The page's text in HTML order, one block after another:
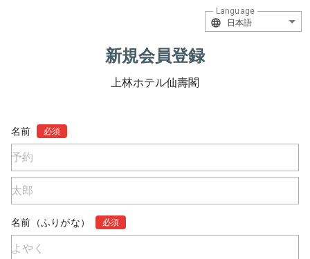
日本語
Language
新規会員登録
上林ホテル仙壽閣
名前 必須
名前（ふりがな） 必須